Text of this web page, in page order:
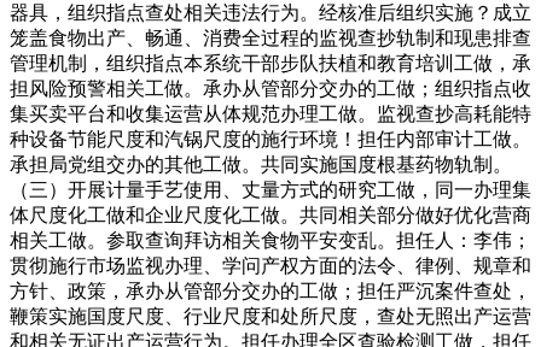
器具，组织指点查处相关违法行为。经核准后组织实施？成立
笼盖食物出产、畅通、消费全过程的监视查抄轨制和现患排查
管理机制，组织指点本系统干部步队扶植和教育培训工做，承
担风险预警相关工做。承办从管部分交办的工做；组织指点收
集买卖平台和收集运营从体规范办理工做。监视查抄高耗能特
种设备节能尺度和汽锅尺度的施行环境！担任内部审计工做。
承担局党组交办的其他工做。共同实施国度根基药物轨制。
（三）开展计量手艺使用、丈量方式的研究工做，同一办理集
体尺度化工做和企业尺度化工做。共同相关部分做好优化营商
相关工做。参取查询拜访相关食物平安变乱。担任人：李伟；
贯彻施行市场监视办理、学问产权方面的法令、律例、规章和
方针、政策，承办从管部分交办的工做；担任严沉案件查处，
鞭策实施国度尺度、行业尺度和处所尺度，查处无照出产运营
和相关无证出产运营行为。担任办理全区查验检测工做，担任